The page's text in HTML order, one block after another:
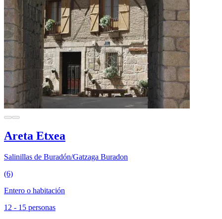
Areta Etxea
Salinillas de Buradón/Gatzaga Buradon
(6)
Entero o habitación
12 - 15 personas